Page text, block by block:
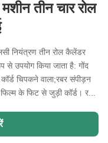
तीन चार रोल
नियंत्रण तीन रोल कैलेंडर
उपयोग किया जाता है: गोंद
चिपकने वाला;रबर संपीड़न
के फिट से जुड़ी कॉर्ड। र...